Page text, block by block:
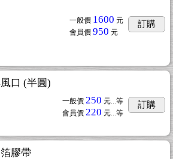
一般價 1600 元
會員價 950 元
訂購
口 (半圓)
一般價 250 元...等
會員價 220 元...等
訂購
膠帶